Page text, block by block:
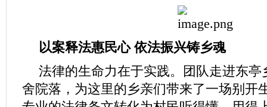
以案释法惠民心 依法振兴铸乡魂
法律的生命力在于实践。团队走进东亭
舍院落，为这里的乡亲们带来了一场别开